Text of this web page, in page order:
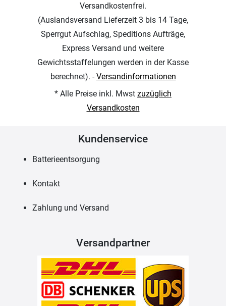
Versandkostenfrei.
(Auslandsversand Lieferzeit 3 bis 14 Tage,
Sperrgut Aufschlag, Speditions Aufträge,
Express Versand und weitere
Gewichtsstaffelungen werden in der Kasse
berechnet). -Versandinformationen
* Alle Preise inkl. Mwst zuzüglich
Versandkosten
Kundenservice
Batterieentsorgung
Kontakt
Zahlung und Versand
Versandpartner